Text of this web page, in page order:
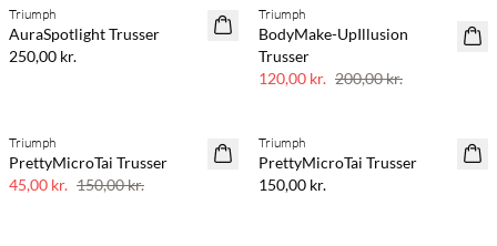
Triumph
AuraSpotlight Trusser
250,00 kr.
40% rabat
Triumph
BodyMake-UpIllusion
Trusser
120,00 kr. 200,00 kr.
70% rabat
Få tilbage
Triumph
PrettyMicroTai Trusser
45,00 kr. 150,00 kr.
Triumph
PrettyMicroTai Trusser
150,00 kr.